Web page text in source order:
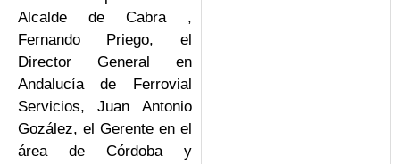
Alcalde de Cabra ,
Fernando Priego, el
Director General en
Andalucía de Ferrovial
Servicios, Juan Antonio
Gozález, el Gerente en el
área de Córdoba y